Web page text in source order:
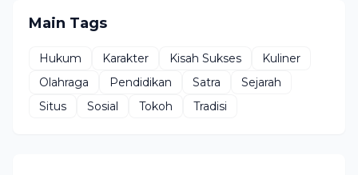
Main Tags
Hukum Karakter Kisah Sukses
Kuliner
Olahraga
Pendidikan Satra
Sejarah
Situs
Sosial Tokoh Tradisi